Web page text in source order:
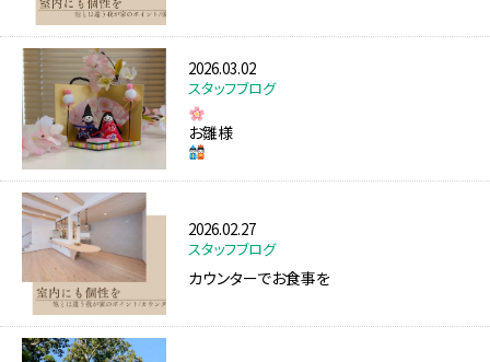
2026.03.02
スタッフブログ
お雛様
2026.02.27
スタッフブログ
カウンターでお食事を